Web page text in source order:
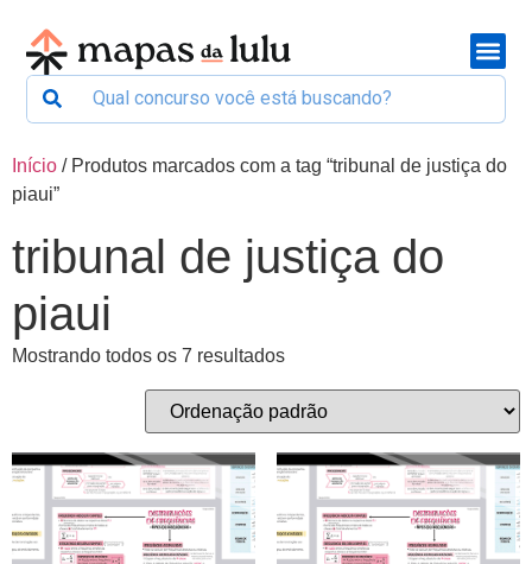
Início / Produtos marcados com a tag “tribunal de justiça do
piaui”
tribunal de justiça do
piaui
Mostrando todos os 7 resultados